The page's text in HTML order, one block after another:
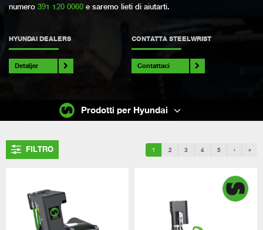
numero 391 120 0060 e saremo lieti di aiutarti.
HYUNDAI DEALERS
Detaljer
CONTATTA STEELWRIST
Contattaci
FILTRO 1 2 3 4 5 › »
Prodotti per Hyundai